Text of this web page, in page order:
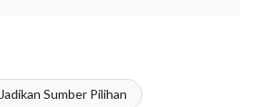
Jadikan Sumber Pilihan